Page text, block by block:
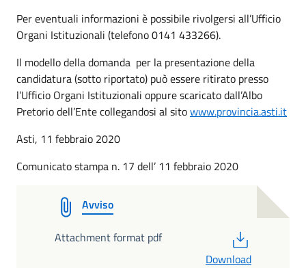
Per eventuali informazioni è possibile rivolgersi all’Ufficio
Organi Istituzionali (telefono 0141 433266).
Il modello della domanda per la presentazione della
candidatura (sotto riportato) può essere ritirato presso
l’Ufficio Organi Istituzionali oppure scaricato dall’Albo
Pretorio dell’Ente collegandosi al sitowww.provincia.asti.it
Asti, 11 febbraio 2020
Comunicato stampa n. 17 dell’ 11 febbraio 2020
Avviso
Attachment format pdf
Download